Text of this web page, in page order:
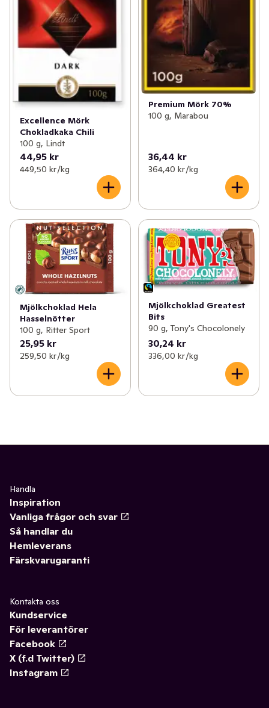
Excellence Mörk
Chokladkaka Chili
100 g, Lindt
44,95 kr
449,50 kr /kg
Premium Mörk 70%
100 g, Marabou
36,44 kr
364,40 kr /kg
Mjölkchoklad Hela
Hasselnötter
100 g, Ritter Sport
25,95 kr
259,50 kr /kg
Mjölkchoklad Greatest
Bits
90 g, Tony's Chocolonely
30,24 kr
336,00 kr /kg
Handla
Inspiration
Vanliga frågor och svar
Så handlar du
Hemleverans
Färskvarugaranti
Kontakta oss
Kundservice
För leverantörer
Facebook
X (f.d Twitter)
Instagram